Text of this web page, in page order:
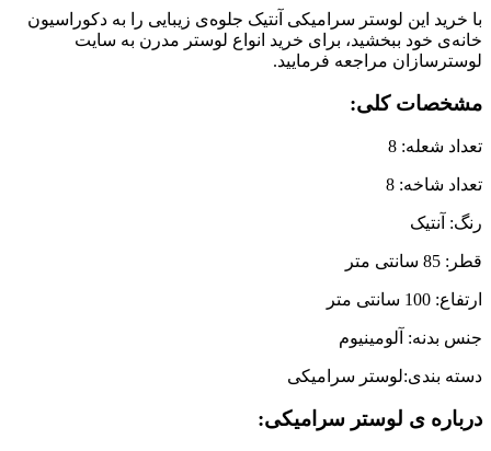
با خرید این لوستر سرامیکی آنتیک جلوه‌ی زیبایی را به دکوراسیون
خانه‌ی خود ببخشید، برای خرید انواع لوستر مدرن به سایت
لوسترسازان مراجعه فرمایید.
مشخصات کلی:
تعداد شعله: 8
تعداد شاخه: 8
رنگ: آنتیک
قطر: 85 سانتی متر
ارتفاع: 100 سانتی متر
جنس بدنه: آلومینیوم
دسته بندی:لوستر سرامیکی
درباره ی لوستر سرامیکی: